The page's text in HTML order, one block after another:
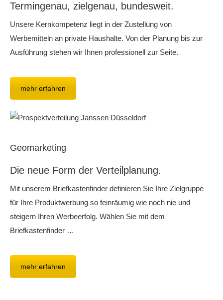
Termingenau, zielgenau, bundesweit.
Unsere Kernkompetenz liegt in der Zustellung von
Werbemitteln an private Haushalte. Von der Planung bis zur
Ausführung stehen wir Ihnen professionell zur Seite.
mehr erfahren
Geomarketing
Die neue Form der Verteilplanung.
Mit unserem Briefkastenfinder definieren Sie Ihre Zielgruppe
für Ihre Produktwerbung so feinräumig wie noch nie und
steigern Ihren Werbeerfolg. Wählen Sie mit dem
Briefkastenfinder …
mehr erfahren